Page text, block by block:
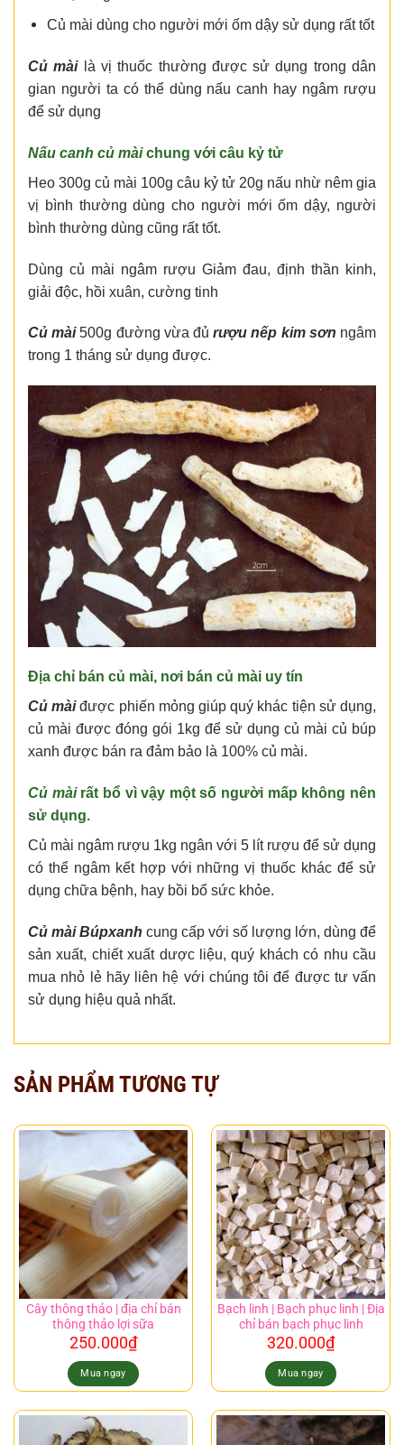
Củ mài dùng cho người mới ốm dậy sử dụng rất tốt
Củ màilà vị thuốc thường được sử dụng trong dân
gian người ta có thể dùng nấu canh hay ngâm rượu
để sử dụng
Nấu canh củ màichung với câu kỷ tử
Heo 300g củ mài 100g câu kỷ tử 20g nấu nhừ nêm gia
vị bình thường dùng cho người mới ốm dậy, người
bình thường dùng cũng rất tốt.
Dùng củ mài ngâm rượu Giảm đau, định thần kinh,
giải độc, hồi xuân, cường tinh
Củ mài500g đường vừa đủrượu nếp kim sơn ngâm
trong 1 tháng sử dụng được.
Địa chỉ bán củ mài, nơi bán củ mài uy tín
Củ màiđược phiến mỏng giúp quý khác tiện sử dụng,
củ mài được đóng gói 1kg để sử dụng củ mài củ búp
xanh được bán ra đảm bảo là 100% củ mài.
Củ màirất bổ vì vậy một số người mấp không nên
sử dụng.
Củ mài ngâm rượu 1kg ngân với 5 lít rượu để sử dụng
có thể ngâm kết hợp với những vị thuốc khác để sử
dụng chữa bệnh, hay bồi bổ sức khỏe.
Củ mài Búpxanh cung cấp với số lượng lớn, dùng để
sản xuất, chiết xuất dược liệu, quý khách có nhu cầu
mua nhỏ lẻ hãy liên hệ với chúng tôi để được tư vấn
sử dụng hiệu quả nhất.
SẢN PHẨM TƯƠNG TỰ
Cây thông thảo | địa chỉ bán
thông thảo lợi sữa
250.000₫
Mua ngay
Bạch linh | Bạch phục linh | Địa
chỉ bán bạch phục linh
320.000₫
Mua ngay